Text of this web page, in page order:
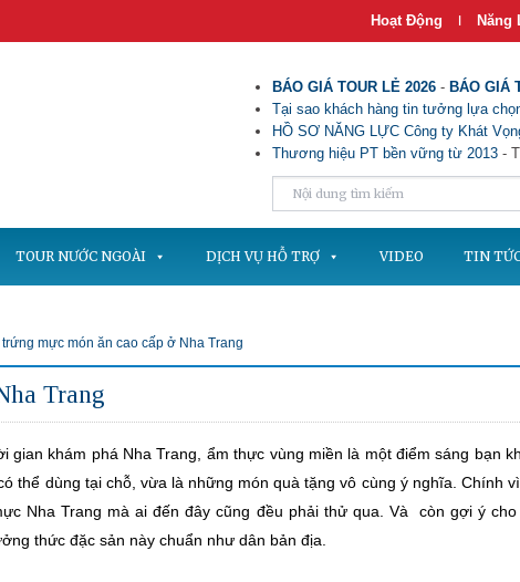
Hoạt Động | Năng
BÁO GIÁ TOUR LẺ 2026 - BÁO GIÁ
Tại sao khách hàng tin tưởng lựa
HỒ SƠ NĂNG LỰC Công ty Khát
Thương hiệu PT bền vững từ 2013 -
TOUR NƯỚC NGOÀI DỊCH VỤ HỖ TRỢ VIDEO TIN
mực món ăn cao cấp ở Nha Trang
Trang
gian khám phá Nha Trang, ẩm thực vùng miền là một điểm sáng bạn
thể dùng tại chỗ, vừa là những món quà tặng vô cùng ý nghĩa. Chính
Nha Trang mà ai đến đây cũng đều phải thử qua. Và còn gợi ý cho
thức đặc sản này chuẩn như dân bản địa.